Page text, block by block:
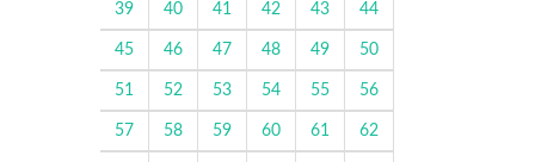
39 40 41 42 43 44
45 46 47 48 49 50
51 52 53 54 55 56
57 58 59 60 61 62